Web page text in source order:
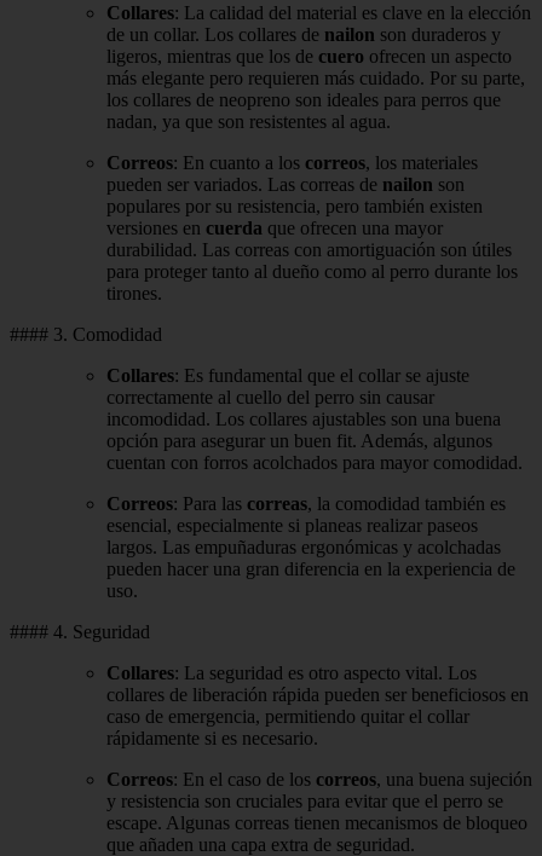
Collares: La calidad del material es clave en la elección
de un collar. Los collares de nailon son duraderos y
ligeros, mientras que los de cuero ofrecen un aspecto
más elegante pero requieren más cuidado. Por su parte,
los collares de neopreno son ideales para perros que
nadan, ya que son resistentes al agua.
Correos: En cuanto a los correos, los materiales
pueden ser variados. Las correas de nailon son
populares por su resistencia, pero también existen
versiones en cuerda que ofrecen una mayor
durabilidad. Las correas con amortiguación son útiles
para proteger tanto al dueño como al perro durante los
tirones.
#### 3. Comodidad
Collares: Es fundamental que el collar se ajuste
correctamente al cuello del perro sin causar
incomodidad. Los collares ajustables son una buena
opción para asegurar un buen fit. Además, algunos
cuentan con forros acolchados para mayor comodidad.
Correos: Para las correas, la comodidad también es
esencial, especialmente si planeas realizar paseos
largos. Las empuñaduras ergonómicas y acolchadas
pueden hacer una gran diferencia en la experiencia de
uso.
#### 4. Seguridad
Collares: La seguridad es otro aspecto vital. Los
collares de liberación rápida pueden ser beneficiosos en
caso de emergencia, permitiendo quitar el collar
rápidamente si es necesario.
Correos: En el caso de los correos, una buena sujeción
y resistencia son cruciales para evitar que el perro se
escape. Algunas correas tienen mecanismos de bloqueo
que añaden una capa extra de seguridad.